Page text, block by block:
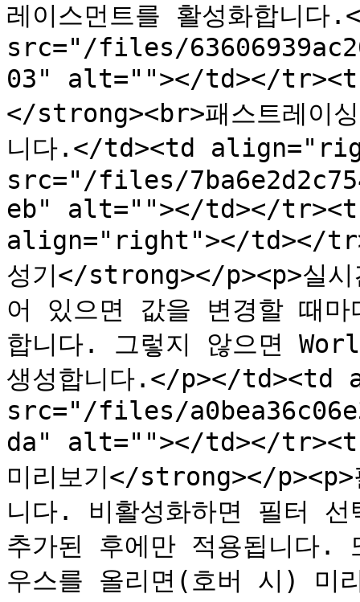
레이스먼트를 활성화합
src="/files/
03" alt=""></td></
</strong><br>패스트레이
니다.</td><td
src="/files/
eb" alt=""></td></
align="right"></td></
성기</strong></p><p>실시
어 있으면 값을 변경할 때
합니다. 그렇지 않으면
생성합니다.</p></
src="/files/
da" alt=""></td></
미리보기</strong></
니다. 비활성화하면 필터
추가된 후에만 적용됩니다.
우스를 올리면(호버 시) 미